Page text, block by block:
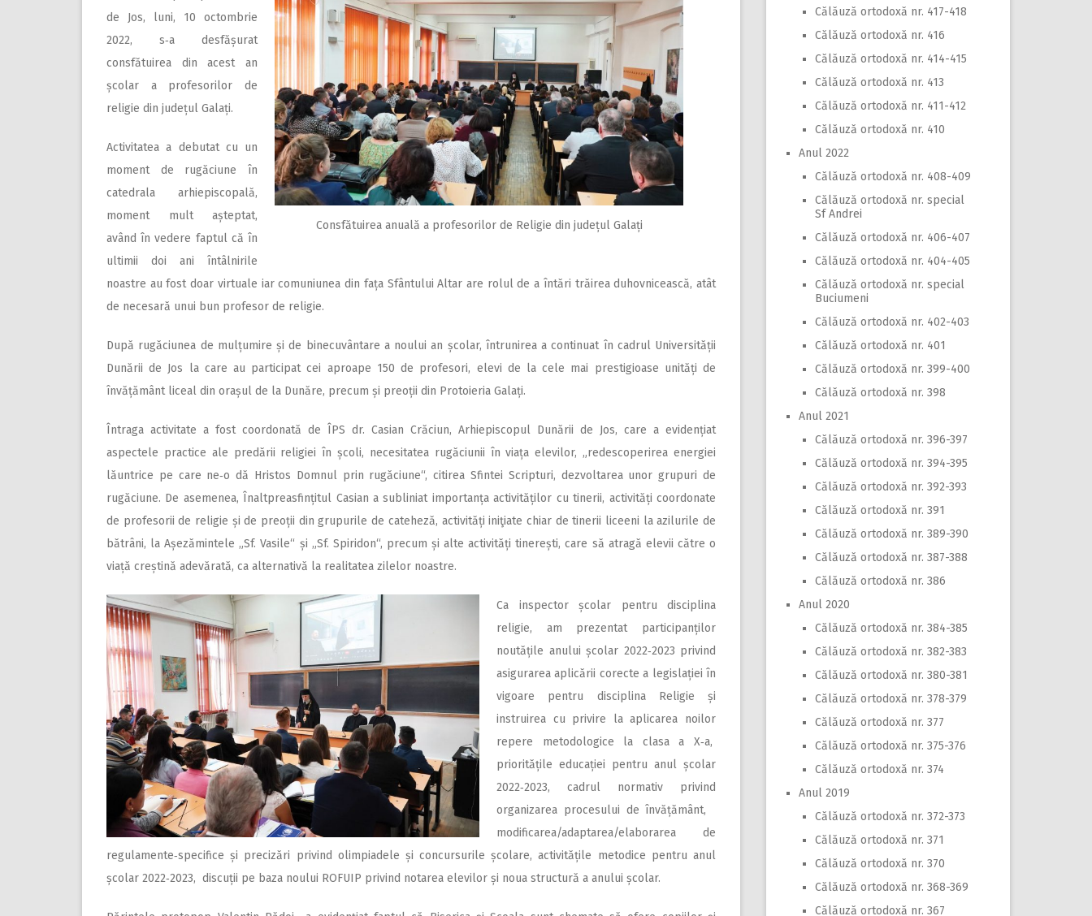
Consfătuirea anuală a profesorilor de Religie din județul Galați
de Jos, luni, 10 octombrie
2022, s‑a desfășurat
consfătuirea din acest an
școlar a profesorilor de
religie din județul Galați.
Activitatea a debutat cu un
moment de rugăciune în
catedrala arhiepiscopală,
moment mult așteptat,
având în vedere faptul că în
ultimii doi ani întâlnirile
noastre au fost doar virtuale iar comuniunea din fața Sfântului Altar are rolul de a întări trăirea duhovnicească, atât
de necesară unui bun profesor de religie.
După rugăciunea de mul­țumire și de binecuvântare a noului an școlar, întrunirea a continuat în cadrul Universității
Dunării de Jos la care au participat cei aproape 150 de profesori, elevi de la cele mai prestigioase unități de
învățământ liceal din orașul de la Dunăre, precum și preoții din Protoieria Galați.
Întraga activitate a fost coordonată de ÎPS dr. Casian Crăciun, Arhiepiscopul Dunării de Jos, care a evidențiat
aspectele practice ale predării religiei în școli, necesitatea rugăciunii în viața elevilor, „redescoperirea energiei
lăuntrice pe care ne‑o dă Hristos Domnul prin rugăciune“, citirea Sfintei Scripturi, dezvoltarea unor grupuri de
rugăciune. De asemenea, Înaltpreasfințitul Casian a subliniat importanța activităților cu tinerii, activități coordonate
de profesorii de religie și de preoții din grupurile de cateheză, activități iniţiate chiar de tinerii liceeni la azilurile de
bătrâni, la Așezămintele „Sf. Vasile“ și „Sf. Spiridon“, precum și alte activități tinerești, care să atragă elevii către o
viață creștină adevărată, ca alternativă la realitatea zilelor noastre.
Ca inspector școlar pentru disciplina
religie, am prezentat participanților
noutățile anului școlar 2022‑2023 privind
asigurarea aplicării corecte a legislației în
vigoare pentru disciplina Religie și
instruirea cu privire la aplicarea noilor
repere metodologice la clasa a X‑a,
prioritățile educației pentru anul școlar
2022‑2023, cadrul normativ privind
organizarea procesului de învățământ,
modificarea/adaptarea/elaborarea de
regulamente‑specifice și precizări privind olimpiadele și concursurile școlare, activitățile metodice pentru anul
școlar 2022‑2023, discuții pe baza noului ROFUIP privind notarea elevilor și noua structură a anului școlar.
Călăuză ortodoxă nr. 417-418
Călăuză ortodoxă nr. 416
Călăuză ortodoxă nr. 414-415
Călăuză ortodoxă nr. 413
Călăuză ortodoxă nr. 411-412
Călăuză ortodoxă nr. 410
Anul 2022
Călăuză ortodoxă nr. 408-409
Călăuză ortodoxă nr. special
Sf Andrei
Călăuză ortodoxă nr. 406-407
Călăuză ortodoxă nr. 404-405
Călăuză ortodoxă nr. special
Buciumeni
Călăuză ortodoxă nr. 402-403
Călăuză ortodoxă nr. 401
Călăuză ortodoxă nr. 399-400
Călăuză ortodoxă nr. 398
Anul 2021
Călăuză ortodoxă nr. 396-397
Călăuză ortodoxă nr. 394-395
Călăuză ortodoxă nr. 392-393
Călăuză ortodoxă nr. 391
Călăuză ortodoxă nr. 389-390
Călăuză ortodoxă nr. 387-388
Călăuză ortodoxă nr. 386
Anul 2020
Călăuză ortodoxă nr. 384-385
Călăuză ortodoxă nr. 382-383
Călăuză ortodoxă nr. 380-381
Călăuză ortodoxă nr. 378-379
Călăuză ortodoxă nr. 377
Călăuză ortodoxă nr. 375-376
Călăuză ortodoxă nr. 374
Anul 2019
Călăuză ortodoxă nr. 372-373
Călăuză ortodoxă nr. 371
Călăuză ortodoxă nr. 370
Călăuză ortodoxă nr. 368-369
Călăuză ortodoxă nr. 367